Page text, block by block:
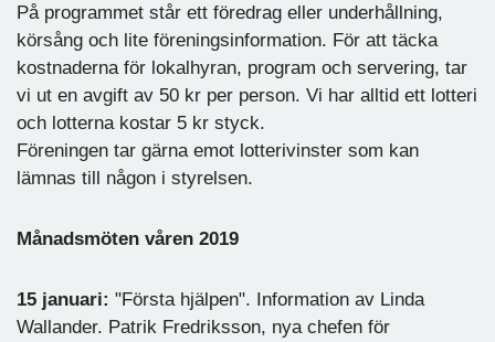
På programmet står ett föredrag eller underhållning,
körsång och lite föreningsinformation. För att täcka
kostnaderna för lokalhyran, program och servering, tar
vi ut en avgift av 50 kr per person. Vi har alltid ett lotteri
och lotterna kostar 5 kr styck.
Föreningen tar gärna emot lotterivinster som kan
lämnas till någon i styrelsen.
Månadsmöten våren 2019
15 januari: "Första hjälpen". Information av Linda
Wallander. Patrik Fredriksson, nya chefen för